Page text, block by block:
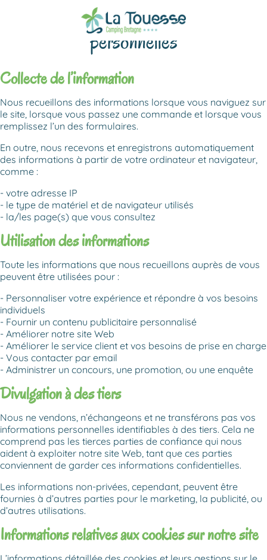
Confidentialité et données
personnelles
Collecte de l’information
Nous recueillons des informations lorsque vous naviguez sur
le site, lorsque vous passez une commande et lorsque vous
remplissez l’un des formulaires.
En outre, nous recevons et enregistrons automatiquement
des informations à partir de votre ordinateur et navigateur,
comme :
votre adresse IP
le type de matériel et de navigateur utilisés
la/les page(s) que vous consultez
Utilisation des informations
Toute les informations que nous recueillons auprès de vous
peuvent être utilisées pour :
Personnaliser votre expérience et répondre à vos besoins
individuels
Fournir un contenu publicitaire personnalisé
Améliorer notre site Web
Améliorer le service client et vos besoins de prise en charge
Vous contacter par email
Administrer un concours, une promotion, ou une enquête
Divulgation à des tiers
Nous ne vendons, n’échangeons et ne transférons pas vos
informations personnelles identifiables à des tiers. Cela ne
comprend pas les tierces parties de confiance qui nous
aident à exploiter notre site Web, tant que ces parties
conviennent de garder ces informations confidentielles.
Les informations non-privées, cependant, peuvent être
fournies à d’autres parties pour le marketing, la publicité, ou
d’autres utilisations.
Informations relatives aux cookies sur notre site